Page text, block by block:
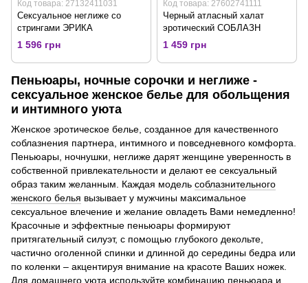
Код товара: 27132411031
Сексуальное неглиже со
стрингами ЭРИКА
1 596 грн
Код товара: 27602741111
Черный атласный халат
эротический СОБЛАЗН
1 459 грн
Пеньюары, ночные сорочки и неглиже -
сексуальное женское белье для обольщения
и интимного уюта
Женское эротическое белье, созданное для качественного
соблазнения партнера, интимного и повседневного комфорта.
Пеньюары, ночнушки, неглиже дарят женщине уверенность в
собственной привлекательности и делают ее сексуальный
образ таким желанным. Каждая модель соблазнительного
женского белья вызывает у мужчины максимальное
сексуальное влечение и желание овладеть Вами немедленно!
Красочные и эффектные пеньюары формируют
притягательный силуэт, с помощью глубокого декольте,
частично оголенной спинки и длинной до середины бедра или
по коленки – акцентируя внимание на красоте Ваших ножек.
Для домашнего уюта используйте комбинацию пеньюара и